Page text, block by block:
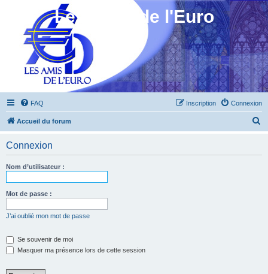
Les Amis de l'Euro
FAQ Connexion
Inscription
Accueil du forum
Connexion
Nom d’utilisateur :
Mot de passe :
J’ai oublié mon mot de passe
Se souvenir de moi
Masquer ma présence lors de cette session